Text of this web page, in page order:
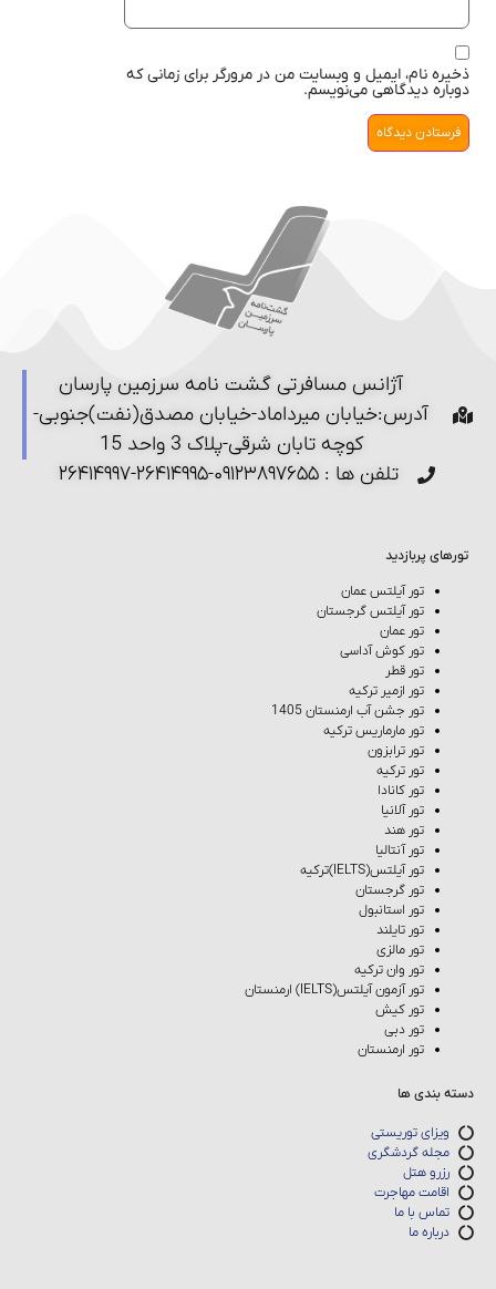
ذخیره نام، ایمیل و وبسایت من در مرورگر برای زمانی که
دوباره دیدگاهی می‌نویسم.
آژانس مسافرتی گشت نامه سرزمین پارسان
آدرس:خیابان میرداماد-خیابان مصدق(نفت)جنوبی-
کوچه تابان شرقی-پلاک 3 واحد 15
تلفن ها : ۰۹۱۲۳۸۹۷۶۵۵-۲۶۴۱۴۹۹۵-۲۶۴۱۴۹۹۷
تورهای پربازدید
تور آیلتس عمان
تور آیلتس گرجستان
تور عمان
تور کوش‌ آداسی
تور قطر
تور ازمیر ترکیه
تور جشن آب ارمنستان 1405
تور مارماریس ترکیه
تور ترابزون
تور ترکیه
تور کانادا
تور آلانیا
تور هند
تور آنتالیا
تور آیلتس(IELTS)ترکیه
تور گرجستان
تور استانبول
تور تایلند
تور مالزی
تور وان ترکیه
تور آزمون آیلتس(IELTS) ارمنستان
تور کیش
تور دبی
تور ارمنستان
دسته بندی ها
ویزای توریستی
مجله گردشگری
رزرو هتل
اقامت مهاجرت
تماس با ما
درباره ما